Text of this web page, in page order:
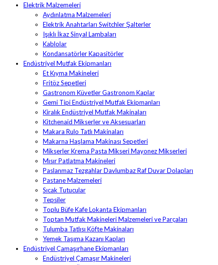
Elektrik Malzemeleri
Aydınlatma Malzemeleri
Elektrik Anahtarları Switchler Şalterler
Işıklı İkaz Sinyal Lambaları
Kablolar
Kondansatörler Kapasitörler
Endüstriyel Mutfak Ekipmanları
Et Kıyma Makineleri
Fritöz Sepetleri
Gastronom Küvetler Gastronom Kaplar
Gemi Tipi Endüstriyel Mutfak Ekipmanları
Kiralık Endüstriyel Mutfak Makinaları
Kitchenaid Mikserler ve Aksesuarları
Makara Rulo Tatlı Makinaları
Makarna Haşlama Makinası Sepetleri
Mikserler Krema Pasta Mikseri Mayonez Mikserleri
Mısır Patlatma Makineleri
Paslanmaz Tezgahlar Davlumbaz Raf Duvar Dolapları
Pastane Malzemeleri
Sıcak Tutucular
Tepsiler
Toplu Büfe Kafe Lokanta Ekipmanları
Toptan Mutfak Makineleri Malzemeleri ve Parçaları
Tulumba Tatlısı Köfte Makinaları
Yemek Taşıma Kazanı Kapları
Endüstriyel Çamaşırhane Ekipmanları
Endüstriyel Çamaşır Makineleri